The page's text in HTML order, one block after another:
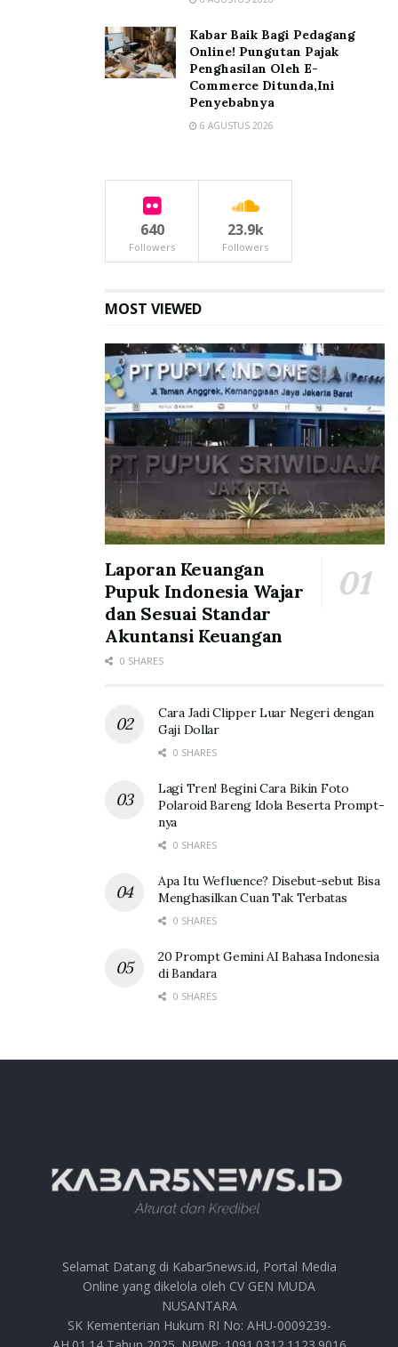
Kabar Baik Bagi Pedagang
Online! Pungutan Pajak
Penghasilan Oleh E-
Commerce Ditunda,Ini
Penyebabnya
6 AGUSTUS 2026
640
Followers
23.9k
Followers
MOST VIEWED
Laporan Keuangan
Pupuk Indonesia Wajar
dan Sesuai Standar
Akuntansi Keuangan
0 SHARES
Cara Jadi Clipper Luar Negeri dengan
Gaji Dollar
0 SHARES
Lagi Tren! Begini Cara Bikin Foto
Polaroid Bareng Idola Beserta Prompt-
nya
0 SHARES
Apa Itu Wefluence? Disebut-sebut Bisa
Menghasilkan Cuan Tak Terbatas
0 SHARES
20 Prompt Gemini AI Bahasa Indonesia
di Bandara
0 SHARES
Selamat Datang di Kabar5news.id, Portal Media
Online yang dikelola oleh CV GEN MUDA
NUSANTARA
SK Kementerian Hukum RI No: AHU-0009239-